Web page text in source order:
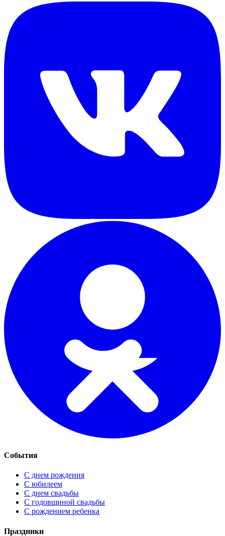
События
С днем рождения
С юбилеем
С днем свадьбы
С годовщиной свадьбы
С рождением ребенка
Праздники